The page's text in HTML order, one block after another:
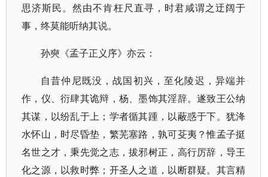
思济斯民。然由不肯枉尺直寻，时君咸谓之迂阔于
事，终莫能听纳其说。
孙奭《孟子正义序》亦云：
自昔仲尼既没，战国初兴，至化陵迟，异端并
作，仪、衍肆其诡辩，杨、墨饰其淫辞。遂致王公纳
其谋，以纷乱于上；学者循其踵，以蔽惑于下。犹洚
水怀山，时尽昏垫，繁芜塞路，孰可芟夷？惟孟子挺
名世之才，秉先觉之志，拔邪树正，高行厉辞，导王
化之源，以救时弊；开圣人之道，以断群疑。其言精